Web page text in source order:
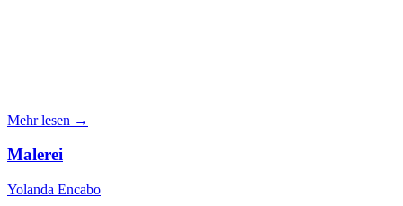
Mehr lesen →
Malerei
Yolanda Encabo